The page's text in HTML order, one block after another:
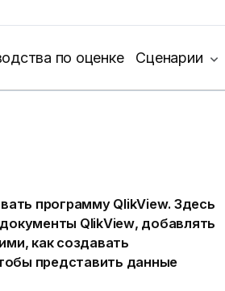
по оценке Сценарии
программуQlikView. Здесь
QlikView, добавлять
как создавать
представить данные